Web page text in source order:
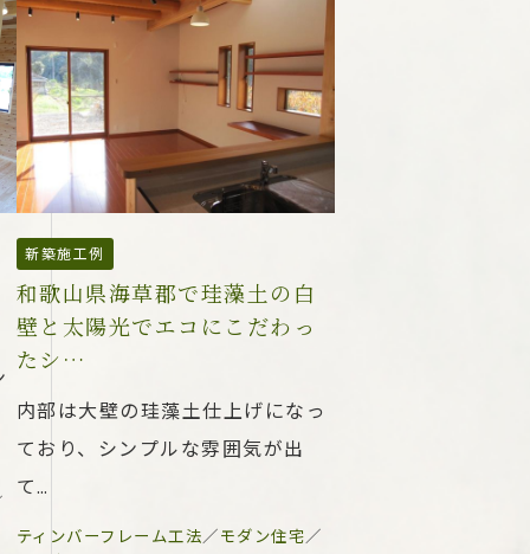
新築施工例
和歌山県海草郡で珪藻土の白
壁と太陽光でエコにこだわっ
たシ…
内部は大壁の珪藻土仕上げになっ
ており、シンプルな雰囲気が出
て…
ティンバーフレーム工法／モダン住宅／